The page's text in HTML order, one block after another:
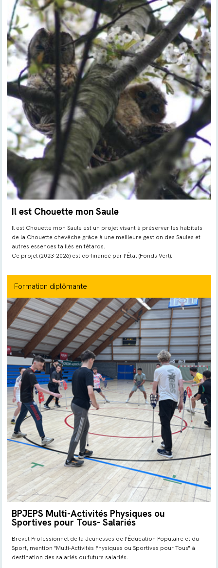
Il est Chouette mon Saule
Il est Chouette mon Saule est un projet visant à préserver les habitats
de la Chouette chevêche grâce à une meilleure gestion des Saules et
autres essences taillés en têtards.
Ce projet (2023-2026) est co-financé par l’État (Fonds Vert).
Formation diplômante
BPJEPS Multi-Activités Physiques ou
Sportives pour Tous- Salariés
Brevet Professionnel de la Jeunesses de l’Éducation Populaire et du
Sport, mention "Multi-Activités Physiques ou Sportives pour Tous" à
destination des salariés ou futurs salariés.